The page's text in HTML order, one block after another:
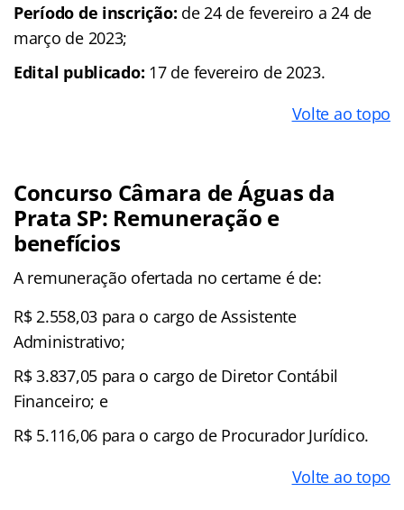
Período de inscrição: de 24 de fevereiro a 24 de
março de 2023;
Edital publicado: 17 de fevereiro de 2023.
Volte ao topo
Concurso Câmara de Águas da
Prata SP: Remuneração e
benefícios
A remuneração ofertada no certame é de:
R$ 2.558,03 para o cargo de Assistente
Administrativo;
R$ 3.837,05 para o cargo de Diretor Contábil
Financeiro; e
R$ 5.116,06 para o cargo de Procurador Jurídico.
Volte ao topo